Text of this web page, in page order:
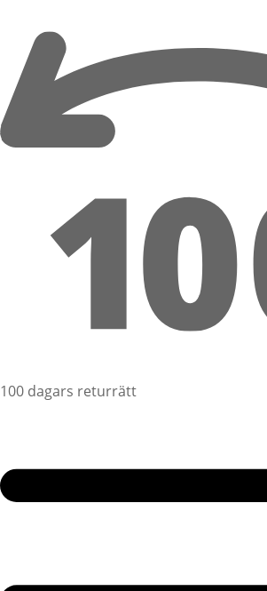
100 dagars returrätt